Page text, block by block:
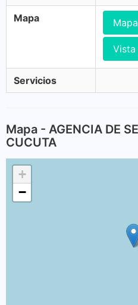
Mapa Mapa
Servicios
Mapa - AGENCIA DE
CUCUTA
+
−